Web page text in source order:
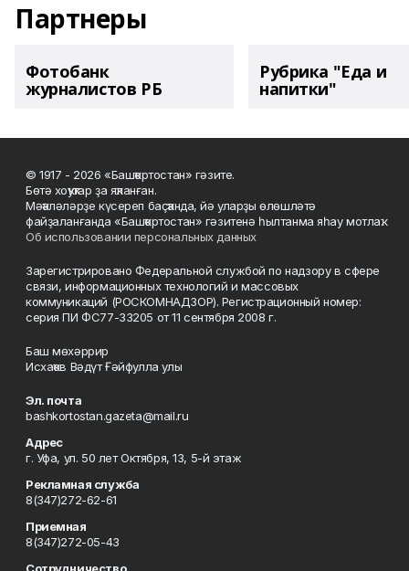
Партнеры
Фотобанк
журналистов РБ
Рубрика "Еда и
напитки"
© 1917 - 2026 «Башҡортостан» гәзите.
Бөтә хоҡуҡтар ҙа яҡланған.
Мәҡәләләрҙе күсереп баҫҡанда, йә уларҙы өлөшләтә
файҙаланғанда «Башҡортостан» гәзитенә һылтанма яһау мотлаҡ.
Об использовании персональных данных
Зарегистрировано Федеральной службой по надзору в сфере
связи, информационных технологий и массовых
коммуникаций (РОСКОМНАДЗОР). Регистрационный номер:
серия ПИ ФС77-33205 от 11 сентября 2008 г.
Баш мөхәррир
Исхаҡов Вәдүт Ғәйфулла улы
Эл. почта
bashkortostan.gazeta@mail.ru
Адрес
г. Уфа, ул. 50 лет Октября, 13, 5-й этаж
Рекламная служба
8(347)272-62-61
Приемная
8(347)272-05-43